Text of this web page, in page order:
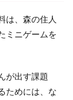
は、森の住人
ミニゲームを
が出す課題
ためには、な